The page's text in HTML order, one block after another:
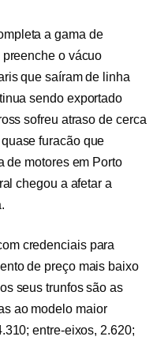
a gama de
o vácuo
que saíram de linha
sendo exportado
sofreu atraso de cerca
furacão que
de motores em Porto
chegou a afetar a
credenciais para
de preço mais baixo
seus trunfos são as
ao modelo maior
entre-eixos, 2.620;